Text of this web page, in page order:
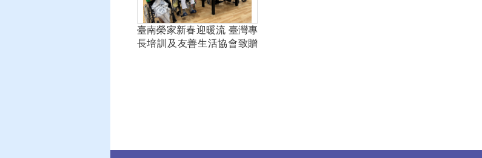
臺南榮家新春迎暖流 臺灣專
長培訓及友善生活協會致贈